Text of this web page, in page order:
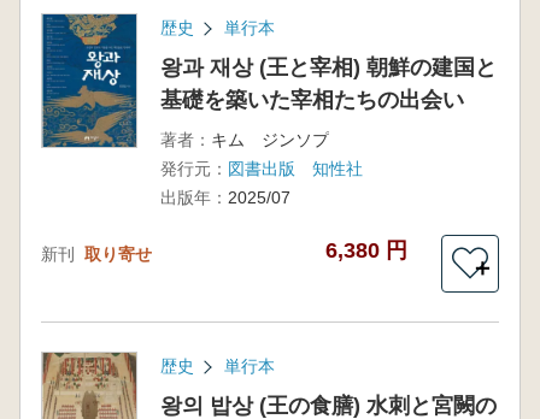
歴史 単行本
왕과 재상 (王と宰相) 朝鮮の建国と
基礎を築いた宰相たちの出会い
著者： キム ジンソプ
発行元： 図書出版 知性社
出版年： 2025/07
新刊 取り寄せ 6,380 円
＋
歴史 単行本
왕의 밥상 (王の食膳) 水刺と宮闕の